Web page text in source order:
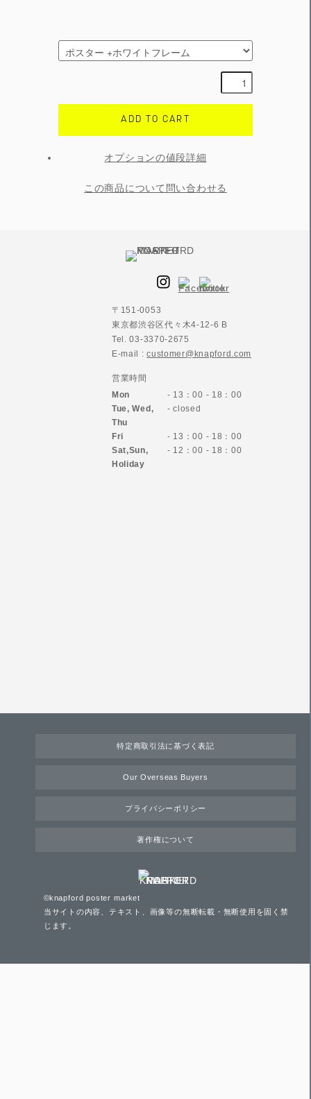
ADD TO CART
オプションの値段詳細
この商品について問い合わせる
〒151-0053
東京都渋谷区代々木4-12-6 B
Tel. 03-3370-2675
E-mail :customer@knapford.com
営業時間
Mon
- 13：00 - 18：00
Tue, Wed,
Thu
- closed
Fri
- 13：00 - 18：00
Sat,Sun,
Holiday
- 12：00 - 18：00
特定商取引法に基づく表記
Our Overseas Buyers
プライバシーポリシー
著作権について
©knapford poster market
当サイトの内容、テキスト、画像等の無断転載・無断使用を固く禁
じます。